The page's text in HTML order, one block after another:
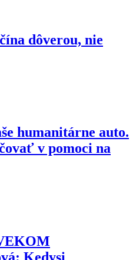
dôverou, nie
humanitárne auto.
v pomoci na